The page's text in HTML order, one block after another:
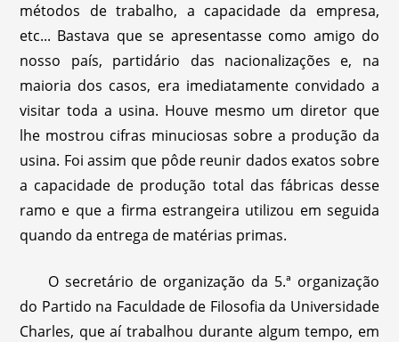
métodos de trabalho, a capacidade da empresa,
etc... Bastava que se apresentasse como amigo do
nosso país, partidário das nacionalizações e, na
maioria dos casos, era imediatamente convidado a
visitar toda a usina. Houve mesmo um diretor que
lhe mostrou cifras minuciosas sobre a produção da
usina. Foi assim que pôde reunir dados exatos sobre
a capacidade de produção total das fábricas desse
ramo e que a firma estrangeira utilizou em seguida
quando da entrega de matérias primas.
O secretário de organização da 5.ª organização
do Partido na Faculdade de Filosofia da Universidade
Charles, que aí trabalhou durante algum tempo, em